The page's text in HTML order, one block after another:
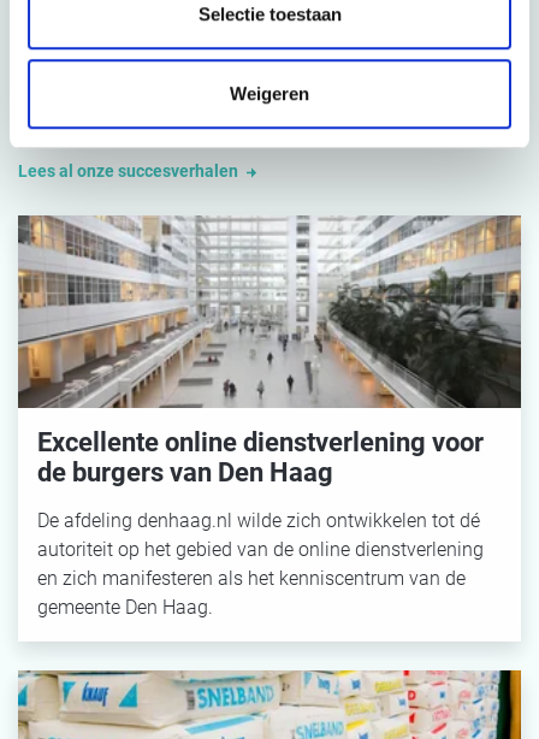
Selectie toestaan
Weigeren
Zoveel openbare instellingen en privébedrijven vertrouwen
hun toekomst aan ons toe. We zijn trots om onze resultaten
voor ons te laten spreken.
Lees al onze succesverhalen
Excellente online dienstverlening voor
de burgers van Den Haag
De afdeling denhaag.nl wilde zich ontwikkelen tot dé
autoriteit op het gebied van de online dienstverlening
en zich manifesteren als het kenniscentrum van de
gemeente Den Haag.